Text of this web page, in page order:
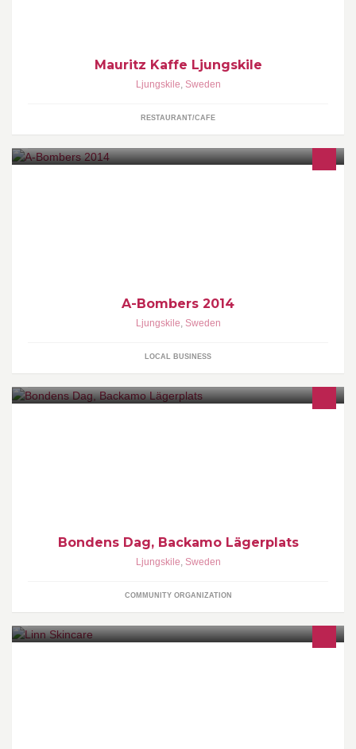
Mauritz Kaffe Ljungskile
Ljungskile, Sweden
RESTAURANT/CAFE
A-Bombers 2014
Ljungskile, Sweden
LOCAL BUSINESS
Bondens Dag, Backamo Lägerplats
Ljungskile, Sweden
COMMUNITY ORGANIZATION